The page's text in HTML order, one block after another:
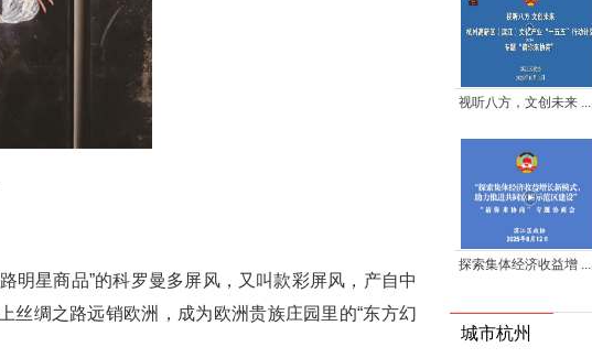
星商品”的科罗曼多屏风，又叫款彩屏风，产自中
丝绸之路远销欧洲，成为欧洲贵族庄园里的“东方幻
视听八方，文创未来 ...
探索集体经济收益增 ...
城市杭州